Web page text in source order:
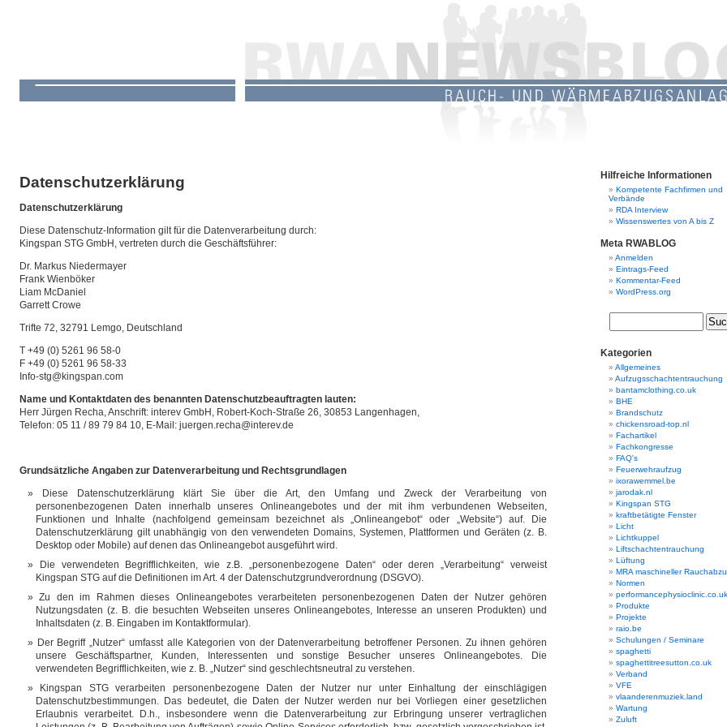
Datenschutzerklärung
Datenschutzerklärung
Diese Datenschutz-Information gilt für die Datenverarbeitung durch:
Kingspan STG GmbH, vertreten durch die Geschäftsführer:
Dr. Markus Niedermayer
Frank Wienböker
Liam McDaniel
Garrett Crowe
Trifte 72, 32791 Lemgo, Deutschland
T +49 (0) 5261 96 58-0
F +49 (0) 5261 96 58-33
Info-stg@kingspan.com
Name und Kontaktdaten des benannten Datenschutzbeauftragten lauten:
Herr Jürgen Recha, Anschrift: interev GmbH, Robert-Koch-Straße 26, 30853 Langenhagen,
Telefon: 05 11 / 89 79 84 10, E-Mail: juergen.recha@interev.de
Grundsätzliche Angaben zur Datenverarbeitung und Rechtsgrundlagen
Diese Datenschutzerklärung klärt Sie über die Art, den Umfang und Zweck der Verarbeitung von
personenbezogenen Daten innerhalb unseres Onlineangebotes und der mit ihm verbundenen Webseiten,
Funktionen und Inhalte (nachfolgend gemeinsam bezeichnet als „Onlineangebot“ oder „Website“) auf. Die
Datenschutzerklärung gilt unabhängig von den verwendeten Domains, Systemen, Plattformen und Geräten (z. B.
Desktop oder Mobile) auf denen das Onlineangebot ausgeführt wird.
Die verwendeten Begrifflichkeiten, wie z.B. „personenbezogene Daten“ oder deren „Verarbeitung“ verweist
Kingspan STG auf die Definitionen im Art. 4 der Datenschutzgrundverordnung (DSGVO).
Zu den im Rahmen dieses Onlineangebotes verarbeiteten personenbezogenen Daten der Nutzer gehören
Nutzungsdaten (z. B. die besuchten Webseiten unseres Onlineangebotes, Interesse an unseren Produkten) und
Inhaltsdaten (z. B. Eingaben im Kontaktformular).
Der Begriff „Nutzer“ umfasst alle Kategorien von der Datenverarbeitung betroffener Personen. Zu ihnen gehören
unsere Geschäftspartner, Kunden, Interessenten und sonstige Besucher unseres Onlineangebotes. Die
verwendeten Begrifflichkeiten, wie z. B. „Nutzer“ sind geschlechtsneutral zu verstehen.
Kingspan STG verarbeiten personenbezogene Daten der Nutzer nur unter Einhaltung der einschlägigen
Datenschutzbestimmungen. Das bedeutet, die Daten der Nutzer werden nur bei Vorliegen einer gesetzlichen
Erlaubnis verarbeitet. D.h., insbesondere wenn die Datenverarbeitung zur Erbringung unserer vertraglichen
Hilfreiche Informationen
Kompetente Fachfirmen und
Verbände
RDA Interview
Wissenswertes von A bis Z
Meta RWABLOG
Anmelden
Eintrags-Feed
Kommentar-Feed
WordPress.org
Kategorien
Allgemeines
Aufzugsschachtentrauchung
bantamclothing.co.uk
BHE
Brandschutz
chickensroad-top.nl
Fachartikel
Fachkongresse
FAQ's
Feuerwehraufzug
ixorawemmel.be
jarodak.nl
Kingspan STG
kraftbetätigte Fenster
Licht
Lichtkuppel
Liftschachtentrauchung
Lüftung
MRA maschineller
Normen
performancephysioclinic.co.uk
Produkte
Projekte
raio.be
Schulungen / Seminare
spaghetti
spaghettitreesutton.co.uk
Verband
VFE
vlaanderenmuziek.land
Wartung
Zuluft